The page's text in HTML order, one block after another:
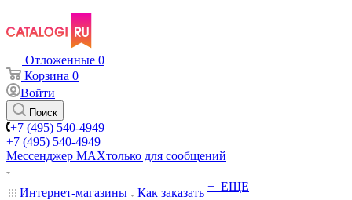
Отложенные 0
Корзина 0
Войти
Поиск
+7 (495) 540-4949
+7 (495) 540-4949
Мессенджер МАХтолько для сообщений
Интернет-магазины Как заказать + ЕЩЕ